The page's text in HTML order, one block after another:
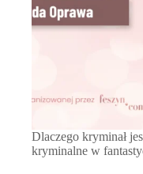
Dlaczego kryminał
kryminalne w